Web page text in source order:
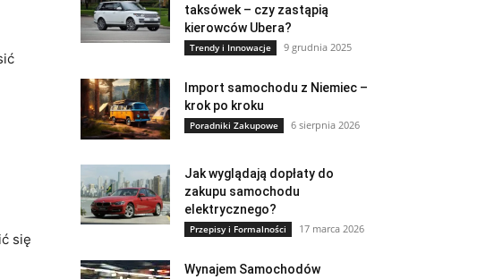
się
taksówek – czy zastąpią
kierowców Ubera?
Trendy i Innowacje 9 grudnia 2025
Import samochodu z Niemiec –
krok po kroku
Poradniki Zakupowe 6 sierpnia 2026
Jak wyglądają dopłaty do
zakupu samochodu
elektrycznego?
Przepisy i Formalności 17 marca 2026
Wynajem Samochodów